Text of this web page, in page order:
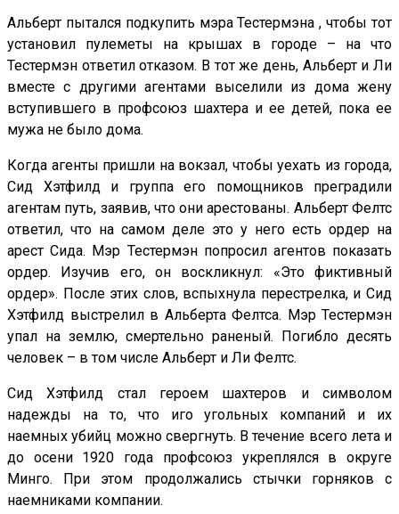
Альберт пытался подкупить мэра Тестермэна , чтобы тот
установил пулеметы на крышах в городе – на что
Тестермэн ответил отказом. В тот же день, Альберт и Ли
вместе с другими агентами выселили из дома жену
вступившего в профсоюз шахтера и ее детей, пока ее
мужа не было дома.
Когда агенты пришли на вокзал, чтобы уехать из города,
Сид Хэтфилд и группа его помощников преградили
агентам путь, заявив, что они арестованы. Альберт Фелтс
ответил, что на самом деле это у него есть ордер на
арест Сида. Мэр Тестермэн попросил агентов показать
ордер. Изучив его, он воскликнул: «Это фиктивный
ордер». После этих слов, вспыхнула перестрелка, и Сид
Хэтфилд выстрелил в Альберта Фелтса. Мэр Тестермэн
упал на землю, смертельно раненый. Погибло десять
человек – в том числе Альберт и Ли Фелтс.
Сид Хэтфилд стал героем шахтеров и символом
надежды на то, что иго угольных компаний и их
наемных убийц можно свергнуть. В течение всего лета и
до осени 1920 года профсоюз укреплялся в округе
Минго. При этом продолжались стычки горняков с
наемниками компании.